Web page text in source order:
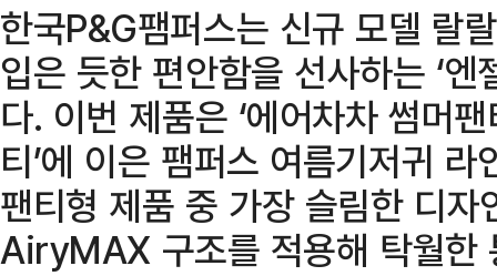
한국P&G팸퍼스는 신규 모델 랄
입은 듯한 편안함을 선사하는 ‘엔
다. 이번 제품은 ‘에어차차 썸머
티’에 이은 팸퍼스 여름기저귀
팬티형 제품 중 가장 슬림한 디
AiryMAX 구조를 적용해 탁월한